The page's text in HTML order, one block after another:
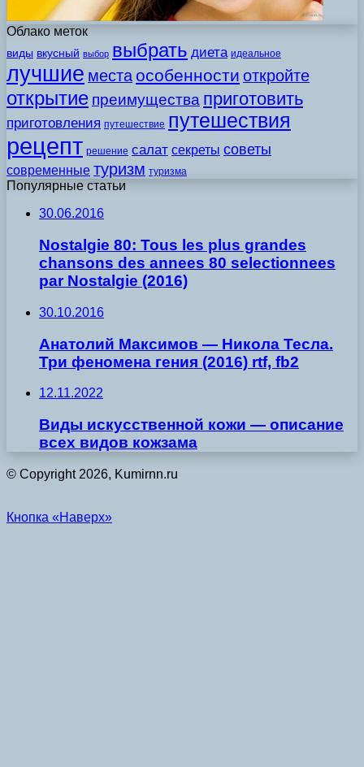
Облако меток
виды вкусный выбор выбрать диета идеальное
лучшие места особенности откройте
открытие преимущества приготовить
приготовления путешествие путешествия
рецепт решение салат секреты советы
современные туризм туризма
Популярные статьи
30.06.2016
Nostalgie 80: Tous les plus grandes
chansons des annees 80 selectionnees
par Nostalgie (2016)
30.10.2016
Анатолий Максимов — Никола Тесла.
Три феномена гения (2016) rtf, fb2
12.11.2022
Виды искусственной кожи — описание
всех видов кожзама
© Copyright 2026, Kumirnn.ru
Кнопка «Наверх»